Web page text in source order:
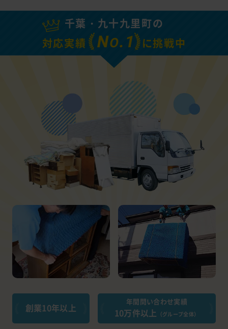
千葉・九十九里町の
対応実績
NO.1 に挑戦中
創業10年以上
年間問い合わせ実績
10万件以上 （グループ全体）